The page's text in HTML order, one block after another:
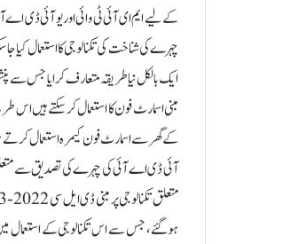
کے لیے ایم ای آئی ٹی وائی اور یو آئی
ایک بالکل نیا طریقہ متعارف کرایا جس سے
مبنی اسمارٹ فون کا استعمال کر سکتے ہیں
کے گھر سے اسمارٹ فون کیمرہ استعمال
آئی ڈی اے آئی کی چہرے کی تصدیق سے